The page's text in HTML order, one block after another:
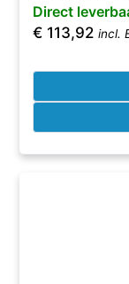
Direct
€ 113,92 incl.